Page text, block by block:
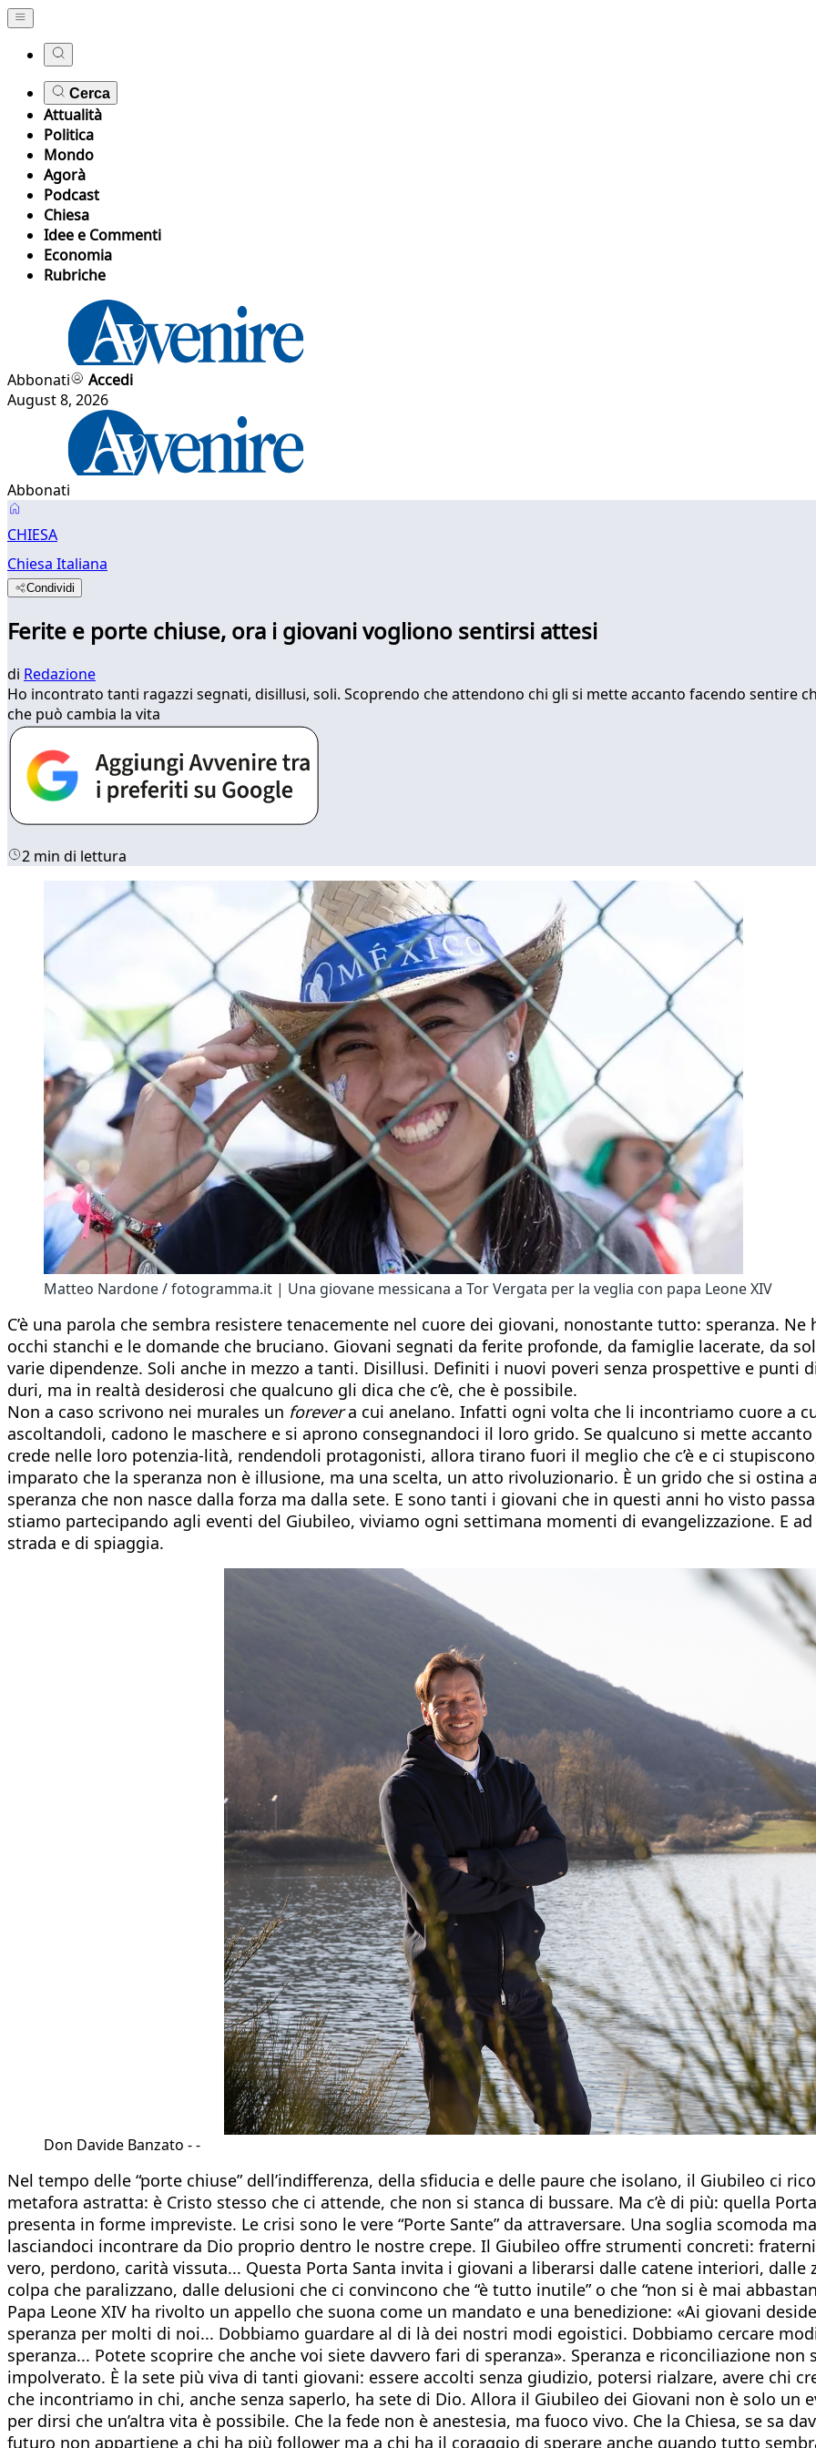
Cerca
Attualità
Politica
Mondo
Agorà
Podcast
Chiesa
Idee e Commenti
Economia
Rubriche
Abbonati
Accedi
August 8, 2026
Abbonati
CHIESA
Chiesa Italiana
Condividi
Ferite e porte chiuse, ora i giovani vogliono sentirsi attesi
di Redazione
Ho incontrato tanti ragazzi segnati, disillusi, soli. Scoprendo che attendono chi gli si mette accanto facendo sentire
che può cambia la vita
2 min di lettura
Matteo Nardone / fotogramma.it | Una giovane messicana a Tor Vergata per la veglia con papa Leone XIV
C’è una parola che sembra resistere tenacemente nel cuore dei giovani, nonostante tutto: speranza.
occhi stanchi e le domande che bruciano. Giovani segnati da ferite profonde, da famiglie lacerate, da
varie dipendenze. Soli anche in mezzo a tanti. Disillusi. Definiti i nuovi poveri senza prospettive e punti
duri, ma in realtà desiderosi che qualcuno gli dica che c’è, che è possibile.
Non a caso scrivono nei murales un forevera cui anelano. Infatti ogni volta che li incontriamo cuore a
ascoltandoli, cadono le maschere e si aprono consegnandoci il loro grido. Se qualcuno si mette
crede nelle loro potenzia-lità, rendendoli protagonisti, allora tirano fuori il meglio che c’è e ci
imparato che la speranza non è illusione, ma una scelta, un atto rivoluzionario. È un grido che si ostina
speranza che non nasce dalla forza ma dalla sete. E sono tanti i giovani che in questi anni ho visto
stiamo partecipando agli eventi del Giubileo, viviamo ogni settimana momenti di evangelizzazione. E
strada e di spiaggia.
Don Davide Banzato - -
Nel tempo delle “porte chiuse” dell’indifferenza, della sfiducia e delle paure che isolano, il Giubileo ci
metafora astratta: è Cristo stesso che ci attende, che non si stanca di bussare. Ma c’è di più: quella
presenta in forme impreviste. Le crisi sono le vere “Porte Sante” da attraversare. Una soglia scomoda
lasciandoci incontrare da Dio proprio dentro le nostre crepe. Il Giubileo offre strumenti concreti:
vero, perdono, carità vissuta... Questa Porta Santa invita i giovani a liberarsi dalle catene interiori, dalle
colpa che paralizzano, dalle delusioni che ci convincono che “è tutto inutile” o che “non si è mai
Papa Leone XIV ha rivolto un appello che suona come un mandato e una benedizione: «Ai giovani
speranza per molti di noi... Dobbiamo guardare al di là dei nostri modi egoistici. Dobbiamo cercare
speranza... Potete scoprire che anche voi siete davvero fari di speranza». Speranza e riconciliazione
impolverato. È la sete più viva di tanti giovani: essere accolti senza giudizio, potersi rialzare, avere chi
che incontriamo in chi, anche senza saperlo, ha sete di Dio. Allora il Giubileo dei Giovani non è solo un
per dirsi che un’altra vita è possibile. Che la fede non è anestesia, ma fuoco vivo. Che la Chiesa, se sa
futuro non appartiene a chi ha più follower ma a chi ha il coraggio di sperare anche quando tutto